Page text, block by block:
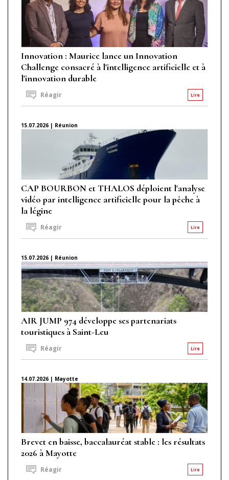
Innovation : Maurice lance un Innovation
Challenge consacré à l'intelligence artificielle et à
l'innovation durable
Lire
Réagir
15.07.2026 | Réunion
CAP BOURBON et THALOS déploient l'analyse
vidéo par intelligence artificielle pour la pêche à
la légine
Lire
Réagir
15.07.2026 | Réunion
AIR JUMP 974 développe ses partenariats
touristiques à Saint-Leu
Lire
Réagir
14.07.2026 | Mayotte
Brevet en baisse, baccalauréat stable : les résultats
2026 à Mayotte
Lire
Réagir